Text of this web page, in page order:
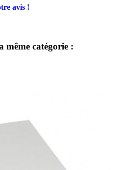
avis !
même catégorie :